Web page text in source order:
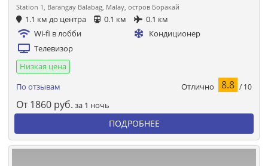
Station 1, Barangay Balabag, Malay, остров Боракай
1.1 км до центра 0.1 км
0.1 км
Wi-fi в лобби
Кондиционер
Телевизор
Низкая цена
По отзывам
Отлично 8.8 / 10
От 1860 руб. за 1 ночь
ПОДРОБНЕЕ